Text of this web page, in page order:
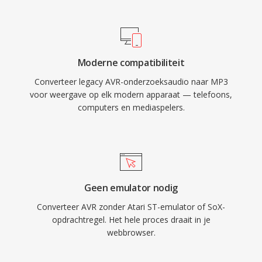
ondersteunde audioformaten op vrijwel alle
mediaspelers, besturingssystemen en
draagbare apparaten.
Moderne compatibiliteit
Converteer legacy AVR-onderzoeksaudio naar MP3
voor weergave op elk modern apparaat — telefoons,
computers en mediaspelers.
Geen emulator nodig
Converteer AVR zonder Atari ST-emulator of SoX-
opdrachtregel. Het hele proces draait in je
webbrowser.